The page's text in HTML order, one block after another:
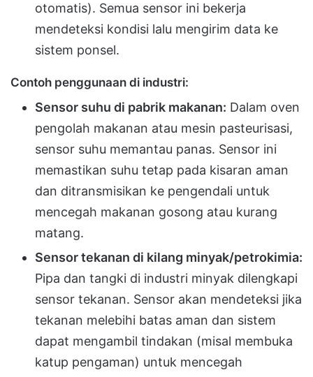
otomatis). Semua sensor ini bekerja
mendeteksi kondisi lalu mengirim data ke
sistem ponsel.
Contoh penggunaan di industri:
Sensor suhu di pabrik makanan: Dalam oven
pengolah makanan atau mesin pasteurisasi,
sensor suhu memantau panas. Sensor ini
memastikan suhu tetap pada kisaran aman
dan ditransmisikan ke pengendali untuk
mencegah makanan gosong atau kurang
matang.
Sensor tekanan di kilang minyak/petrokimia:
Pipa dan tangki di industri minyak dilengkapi
sensor tekanan. Sensor akan mendeteksi jika
tekanan melebihi batas aman dan sistem
dapat mengambil tindakan (misal membuka
katup pengaman) untuk mencegah